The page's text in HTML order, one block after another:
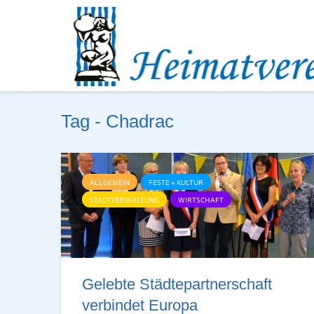
Tag - Chadrac
ALLGEMEIN
FESTE + KULTUR
STADTVERWALTUNG
WIRTSCHAFT
Gelebte Städ­te­part­ner­schaft
ver­bin­det Eu­ropa